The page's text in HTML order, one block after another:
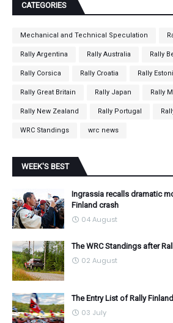
CATEGORIES
Mechanical and Technical Speculation
Rally Argentina Rally Australia Rally
Rally Corsica Rally Croatia Rally
Rally Great Britain Rally Japan Rally
Rally New Zealand Rally Portugal
WRC Standings wrc news
WEEK'S BEST
Ingrassia recalls dramatic
Finland crash
04 August
The WRC Standings after
02 August
The Entry List of Rally
03 July